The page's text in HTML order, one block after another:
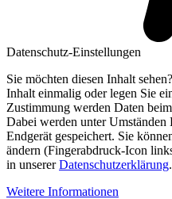
Datenschutz-Einstellungen
Sie möchten diesen Inhalt
Inhalt einmalig oder legen Sie
Zustimmung werden Daten
Dabei werden unter
Endgerät gespeichert. Sie
ändern (Fingerabdruck-Icon
in unsererDatenschutzerklärung.
Weitere Informationen